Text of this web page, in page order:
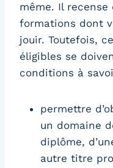
même. Il
formations dont
jouir. Toutefois,
éligibles se
conditions à
permettre
un domaine
diplôme,
autre titre